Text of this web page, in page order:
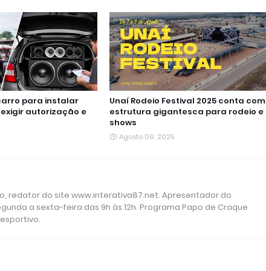
para instalar
autorização e
Unaí Rodeio Festival 2025 conta com
estrutura gigantesca para rodeio e
shows
Agosto 06, 2025
redator do site www.interativa87.net. Apresentador do
a sexta-feira das 9h às 12h. Programa Papo de Craque